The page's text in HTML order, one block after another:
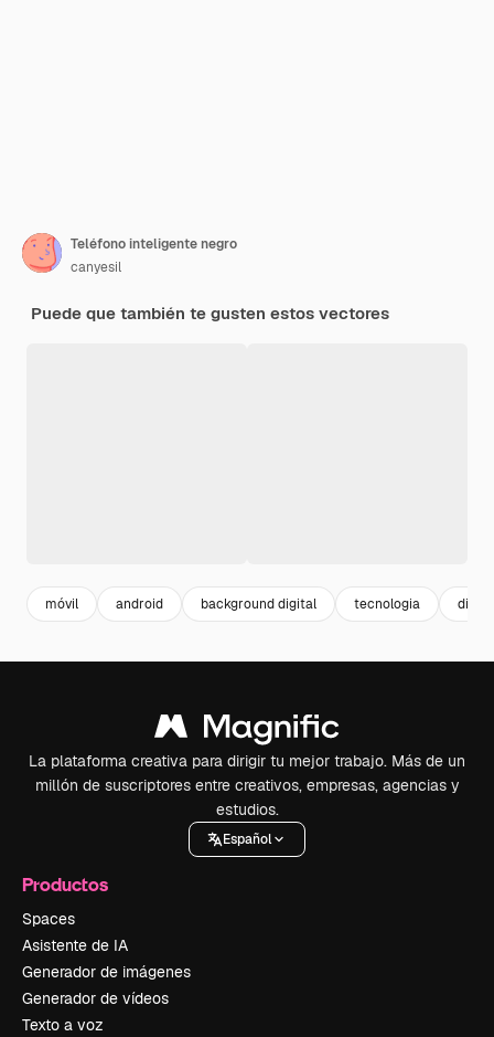
Teléfono inteligente negro
canyesil
Puede que también te gusten estos vectores
móvil android background digital tecnologia
La plataforma creativa para dirigir tu mejor trabajo. Más de un
millón de suscriptores entre creativos, empresas, agencias y
estudios.
Español
Productos
Spaces
Asistente de IA
Generador de imágenes
Generador de vídeos
Texto a voz